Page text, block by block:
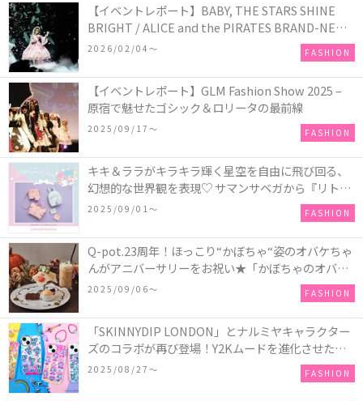
【イベントレポート】BABY, THE STARS SHINE
BRIGHT / ALICE and the PIRATES BRAND-NEW
COLLECTION in TOKYO
2026/02/04〜 FASHION
【イベントレポート】GLM Fashion Show 2025 –
原宿で魅せたゴシック＆ロリータの最前線
2025/09/17〜 FASHION
キキ＆ララがキラキラ輝く星空を自由に飛び回る、
幻想的な世界観を表現♡ サマンサベガから『リトル
ツインスターズ』50周年アニバーサリーイヤー』を
2025/09/01〜 FASHION
Q-pot.23周年！ほっこり“かぼちゃ“姿のオバケちゃ
んがアニバーサリーをお祝い★「かぼちゃのオバケ
ーキアクセサリー」が新発売！Q-pot CAFE.では
「かぼちゃのオバケーキプレート」も登場
2025/09/06〜 FASHION
「SKINNYDIP LONDON」とナルミヤキャラクター
ズのコラボが再び登場！Y2Kムードを進化させた新
作コレクションを発売♪
2025/08/27〜 FASHION